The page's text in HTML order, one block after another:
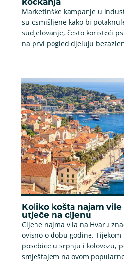
Marketinške kampanje u
su osmišljene kako bi
sudjelovanje, često koristeći
na prvi pogled djeluju
Koliko košta najam vile
utječe na cijenu
Cijene najma vila na Hvaru
ovisno o dobu godine.
posebice u srpnju i kolovozu,
smještajem na ovom